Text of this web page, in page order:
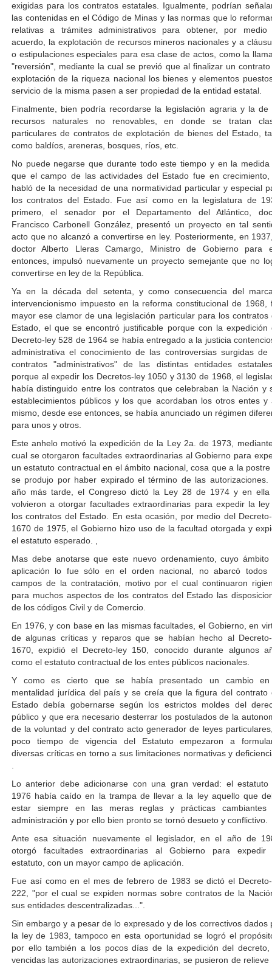
exigidas para los contratos estatales. Igualmente, podrían
las contenidas en el Código de Minas y las normas que lo
relativas a trámites administrativos para obtener, por medio
acuerdo, la explotación de recursos mineros nacionales y a
o estipulaciones especiales para esa clase de actos, como la
"reversión", mediante la cual se previó que al finalizar un
explotación de la riqueza nacional los bienes y elementos
servicio de la misma pasen a ser propiedad de la entidad estatal.
Finalmente, bien podría recordarse la legislación agraria y la de
recursos naturales no renovables, en donde se tratan
particulares de contratos de explotación de bienes del Estado,
como baldíos, areneras, bosques, ríos, etc.
No puede negarse que durante todo este tiempo y en la medida
que el campo de las actividades del Estado fue en
habló de la necesidad de una normatividad particular y especial
los contratos del Estado. Fue así como en la legislatura de
primero, el senador por el Departamento del Atlántico,
Francisco Carbonell González, presentó un proyecto en tal
acto que no alcanzó a convertirse en ley. Posteriormente, en
doctor Alberto Lleras Camargo, Ministro de Gobierno para
entonces, impulsó nuevamente un proyecto semejante que no
convertirse en ley de la República.
Ya en la década del setenta, y como consecuencia del
intervencionismo impuesto en la reforma constitucional de 1968,
mayor ese clamor de una legislación particular para los contratos
Estado, el que se encontró justificable porque con la expedición
Decreto-ley 528 de 1964 se había entregado a la justicia
administrativa el conocimiento de las controversias surgidas de
contratos "administrativos" de las distintas entidades
porque al expedir los Decretos-ley 1050 y 3130 de 1968, el
había distinguido entre los contratos que celebraban la Nación y
establecimientos públicos y los que acordaban los otros entes y
mismo, desde ese entonces, se había anunciado un régimen
para unos y otros.
Este anhelo motivó la expedición de la Ley 2a. de 1973,
cual se otorgaron facultades extraordinarias al Gobierno para
un estatuto contractual en el ámbito nacional, cosa que a la
se produjo por haber expirado el término de las autorizaciones.
año más tarde, el Congreso dictó la Ley 28 de 1974 y en ella
volvieron a otorgar facultades extraordinarias para expedir la ley
los contratos del Estado. En esta ocasión, por medio del
1670 de 1975, el Gobierno hizo uso de la facultad otorgada y
el estatuto esperado. ,
Mas debe anotarse que este nuevo ordenamiento, cuyo ámbito
aplicación lo fue sólo en el orden nacional, no abarcó todos
campos de la contratación, motivo por el cual continuaron
para muchos aspectos de los contratos del Estado las
de los códigos Civil y de Comercio.
En 1976, y con base en las mismas facultades, el Gobierno, en
de algunas críticas y reparos que se habían hecho al
1670, expidió el Decreto-ley 150, conocido durante algunos
como el estatuto contractual de los entes públicos nacionales.
Y como es cierto que se había presentado un cambio
mentalidad jurídica del país y se creía que la figura del contrato
Estado debía gobernarse según los estrictos moldes del
público y que era necesario desterrar los postulados de la
de la voluntad y del contrato acto generador de leyes
poco tiempo de vigencia del Estatuto empezaron a
diversas críticas en torno a sus limitaciones normativas y
Lo anterior debe adicionarse con una gran verdad: el estatuto
1976 había caído en la trampa de llevar a la ley aquello que
estar siempre en las meras reglas y prácticas cambiantes
administración y por ello bien pronto se tornó desueto y conflictivo.
Ante esa situación nuevamente el legislador, en el año de
otorgó facultades extraordinarias al Gobierno para expedir
estatuto, con un mayor campo de aplicación.
Fue así como en el mes de febrero de 1983 se dictó el
222, "por el cual se expiden normas sobre contratos de la
sus entidades descentralizadas...".
Sin embargo y a pesar de lo expresado y de los correctivos dados
la ley de 1983, tampoco en esta oportunidad se logró el
por ello también a los pocos días de la expedición del
vencidas las autorizaciones extraordinarias, se pusieron de relieve